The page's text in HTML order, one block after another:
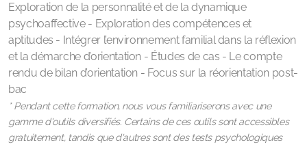
Exploration de la personnalité et de la dynamique
psychoaffective - Exploration des compétences et
aptitudes - Intégrer l’environnement familial dans la réflexion
et la démarche d’orientation - Études de cas - Le compte
rendu de bilan d’orientation - Focus sur la réorientation post-
bac
* Pendant cette formation, nous vous familiariserons avec une
gamme d'outils diversifiés. Certains de ces outils sont accessibles
gratuitement, tandis que d'autres sont des tests psychologiques